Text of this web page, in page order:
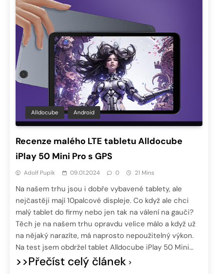
Alldocube Android
Recenze malého LTE tabletu Alldocube
iPlay 50 Mini Pro s GPS
Adolf Pupík 09.01.2024 0 21 Mins
Na našem trhu jsou i dobře vybavené tablety, ale
nejčastěji mají 10palcové displeje. Co když ale chci
malý tablet do firmy nebo jen tak na válení na gauči?
Těch je na našem trhu opravdu velice málo a když už
na nějaký narazíte, má naprosto nepoužitelný výkon.
Na test jsem obdržel tablet Alldocube iPlay 50 Mini…
>>Přečíst celý článek